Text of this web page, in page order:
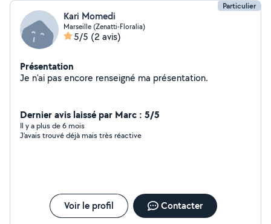
Particulier
Kari Momedi
Marseille (Zenatti-Floralia)
5/5 (2 avis)
Présentation
Je n'ai pas encore renseigné ma présentation.
Dernier avis laissé par Marc : 5/5
Il y a plus de 6 mois
J’avais trouvé déjà mais très réactive
Voir le profil Contacter